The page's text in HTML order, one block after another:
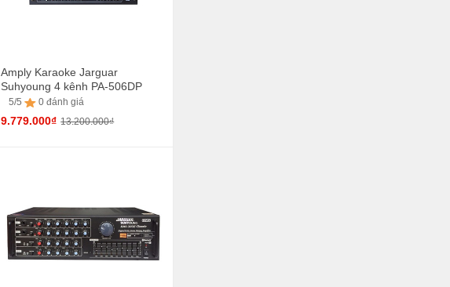
Amply Karaoke Jarguar
Suhyoung 4 kênh PA-506DP
5/5 0 đánh giá
9.779.000₫ 13.200.000₫